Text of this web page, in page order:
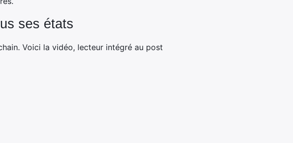
ses états
Voici la vidéo, lecteur intégré au post